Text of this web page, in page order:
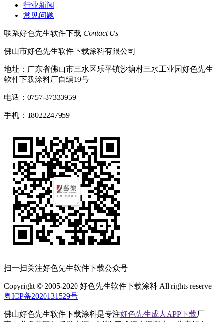
行业新闻
常见问题
联系好色先生软件下载 Contact Us
佛山市好色先生软件下载涂料有限公司
地址：广东省佛山市三水区乐平镇沙塘村三水工业园好色先生
软件下载涂料厂自编19号
电话：0757-87333959
手机：18022247959
扫一扫关注好色先生软件下载公众号
Copyright © 2005-2020 好色先生软件下载涂料 All rights reserve
粤ICP备2020131529号
佛山好色先生软件下载涂料是专注好色先生成人APP下载厂